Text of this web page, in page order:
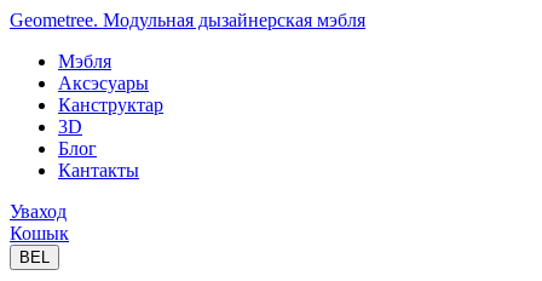
Geometree. Модульная дызайнерская мэбля
Мэбля
Аксэсуары
Канструктар
3D
Блог
Кантакты
Уваход
Кошык
BEL